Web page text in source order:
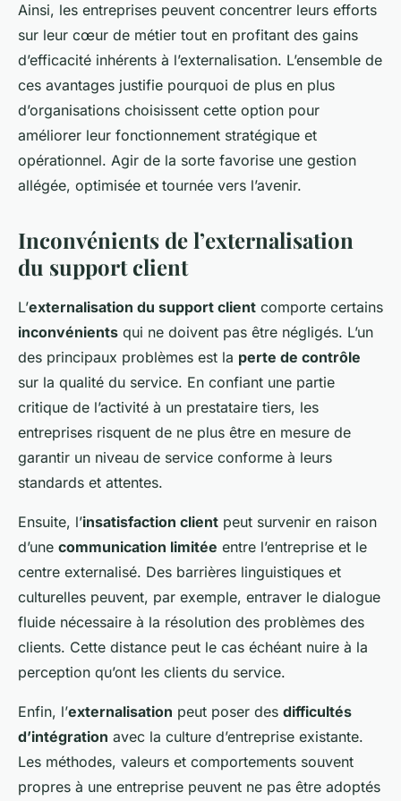
Ainsi, les entreprises peuvent concentrer leurs efforts
sur leur cœur de métier tout en profitant des gains
d’efficacité inhérents à l’externalisation. L’ensemble de
ces avantages justifie pourquoi de plus en plus
d’organisations choisissent cette option pour
améliorer leur fonctionnement stratégique et
opérationnel. Agir de la sorte favorise une gestion
allégée, optimisée et tournée vers l’avenir.
Inconvénients de l’externalisation
du support client
L’externalisation du support client comporte certains
inconvénients qui ne doivent pas être négligés. L’un
des principaux problèmes est la perte de contrôle
sur la qualité du service. En confiant une partie
critique de l’activité à un prestataire tiers, les
entreprises risquent de ne plus être en mesure de
garantir un niveau de service conforme à leurs
standards et attentes.
Ensuite, l’insatisfaction client peut survenir en raison
d’une communication limitée entre l’entreprise et le
centre externalisé. Des barrières linguistiques et
culturelles peuvent, par exemple, entraver le dialogue
fluide nécessaire à la résolution des problèmes des
clients. Cette distance peut le cas échéant nuire à la
perception qu’ont les clients du service.
Enfin, l’externalisation peut poser des difficultés
d’intégration avec la culture d’entreprise existante.
Les méthodes, valeurs et comportements souvent
propres à une entreprise peuvent ne pas être adoptés